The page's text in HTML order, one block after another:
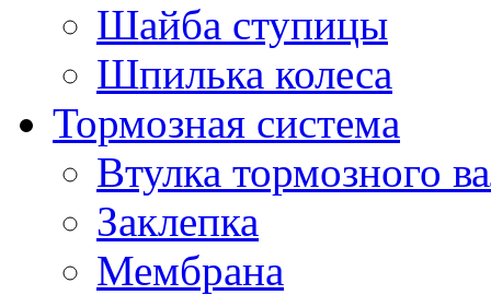
Шайба ступицы
Шпилька колеса
Тормозная система
Втулка тормозного
Заклепка
Мембрана